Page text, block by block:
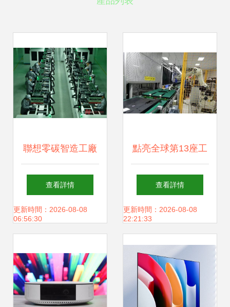
聯想零碳智造工廠
天津落成 年產300
萬臺設備，開啟綠
查看詳情
更新時間：2026-08-08
06:56:30
點亮全球第13座工
廠！冠捷年產400
萬臺電視整機項目
慧顯示新篇章
查看詳情
更新時間：2026-08-08
22:21:33